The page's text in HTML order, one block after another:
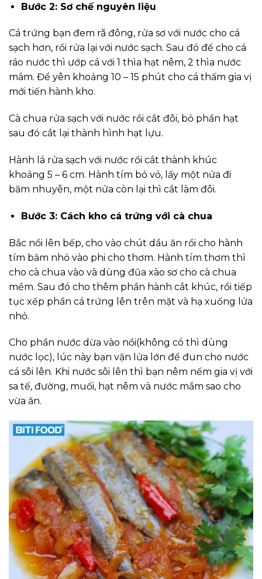
Bước 2: Sơ chế nguyên liệu
Cá trứng bạn đem rã đông, rửa sơ với nước cho cá
sạch hơn, rồi rửa lại với nước sạch. Sau đó để cho cá
ráo nước thì ướp cá với 1 thìa hạt nêm, 2 thìa nước
mắm. Để yên khoảng 10 – 15 phút cho cá thấm gia vị
mới tiến hành kho.
Cà chua rửa sạch với nước rồi cắt đôi, bỏ phần hạt
sau đó cắt lại thành hình hạt lựu.
Hành lá rửa sạch với nước rồi cắt thành khúc
khoảng 5 – 6 cm. Hành tím bỏ vỏ, lấy một nửa đi
băm nhuyễn, một nửa còn lại thì cắt làm đôi.
Bước 3: Cách kho cá trứng với cà chua
Bắc nồi lên bếp, cho vào chút dầu ăn rồi cho hành
tím băm nhỏ vào phi cho thơm. Hành tím thơm thì
cho cà chua vào và dùng đũa xào sơ cho cà chua
mềm. Sau đó cho thêm phần hành cắt khúc, rồi tiếp
tục xếp phần cá trứng lên trên mặt và hạ xuống lửa
nhỏ.
Cho phần nước dừa vào nồi(không có thì dùng
nước lọc), lúc này bạn vặn lửa lớn để đun cho nước
cá sôi lên. Khi nước sôi lên thì bạn nêm nếm gia vị với
sa tế, đường, muối, hạt nêm và nước mắm sao cho
vừa ăn.